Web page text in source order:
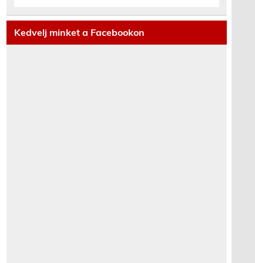
Kedvelj minket a Facebookon